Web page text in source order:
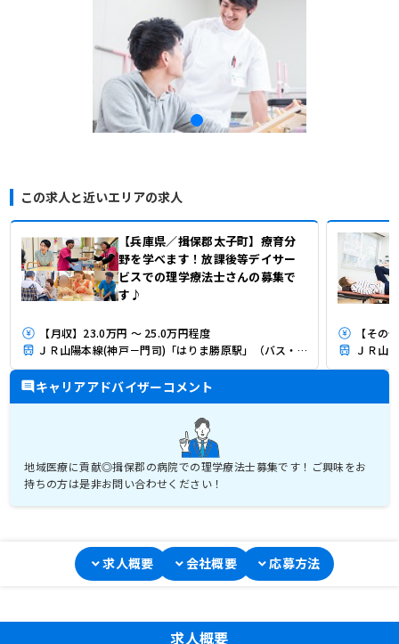
この求人と近いエリアの求人
【兵庫県／揖保郡太子町】療育分
野を学べます！放課後等デイサー
ビスでの理学療法士さんの募集で
す♪
【月収】23.0万円 ～ 25.0万円程度
ＪＲ山陽本線(神戸－門司)「はりま勝原駅」（バス・車8分）
【その
ＪＲ山
キャリアアドバイザーコメント
地域医療に貢献◎揖保郡の病院での理学療法士募集です！ご興味をお
持ちの方は是非お問い合わせください！
求人概要 会社概要 応募方法
求人概要